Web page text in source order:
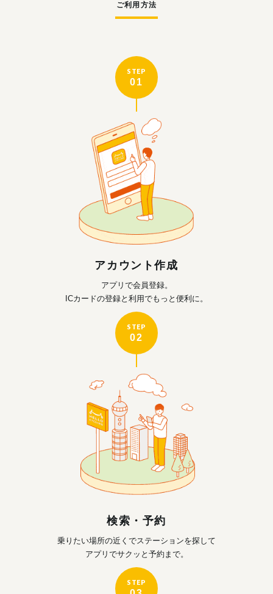
ご利用方法
STEP
01
アカウント作成
アプリで会員登録。
ICカードの登録と利用でもっと便利に。
STEP
02
検索・予約
乗りたい場所の近くでステーションを探して
アプリでサクッと予約まで。
STEP